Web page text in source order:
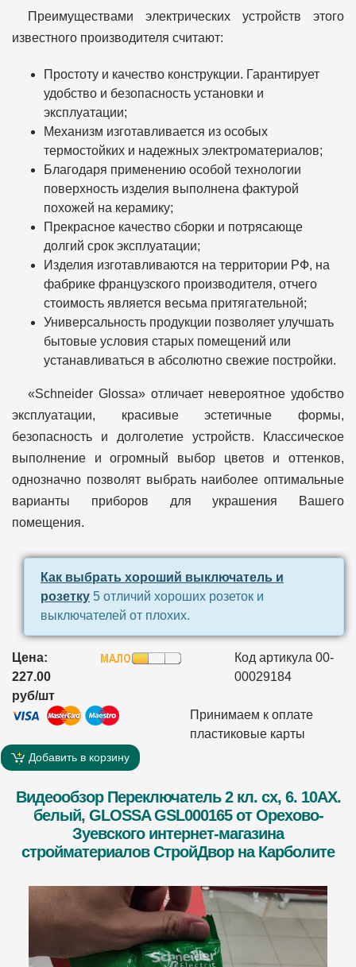
Преимуществами электрических устройств этого
известного производителя считают:
Простоту и качество конструкции. Гарантирует
удобство и безопасность установки и
эксплуатации;
Механизм изготавливается из особых
термостойких и надежных электроматериалов;
Благодаря применению особой технологии
поверхность изделия выполнена фактурой
похожей на керамику;
Прекрасное качество сборки и потрясающе
долгий срок эксплуатации;
Изделия изготавливаются на территории РФ, на
фабрике французского производителя, отчего
стоимость является весьма притягательной;
Универсальность продукции позволяет улучшать
бытовые условия старых помещений или
устанавливаться в абсолютно свежие постройки.
«Schneider Glossa» отличает невероятное удобство
эксплуатации, красивые эстетичные формы,
безопасность и долголетие устройств. Классическое
выполнение и огромный выбор цветов и оттенков,
однозначно позволят выбрать наиболее оптимальные
варианты приборов для украшения Вашего
помещения.
Как выбрать хороший выключатель и
розетку 5 отличий хороших розеток и
выключателей от плохих.
Цена:
227.00
руб/шт
Код артикула 00-
00029184
Принимаем к оплате
пластиковые карты
Добавить в корзину
Видеообзор Переключатель 2 кл. сх, 6. 10AX.
белый, GLOSSA GSL000165 от Орехово-
Зуевского интернет-магазина
стройматериалов СтройДвор на Карболите